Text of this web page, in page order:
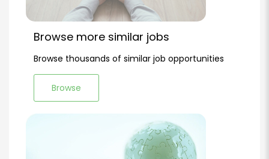
Browse more similar jobs
Browse thousands of similar job opportunities
Browse